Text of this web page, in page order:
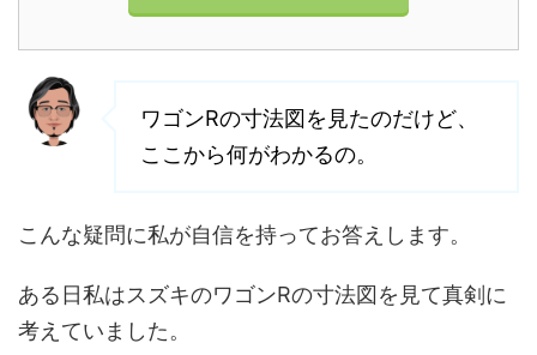
ワゴンRの寸法図を見たのだけど、
ここから何がわかるの。
こんな疑問に私が自信を持ってお答えします。
ある日私はスズキのワゴンRの寸法図を見て真剣に
考えていました。